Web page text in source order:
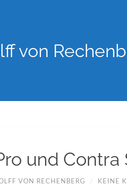
von
und
VON RECHENBERG / KEINE